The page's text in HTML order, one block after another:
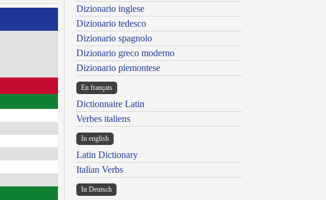
Dizionario inglese
Dizionario tedesco
Dizionario spagnolo
Dizionario greco moderno
Dizionario piemontese
En français
Dictionnaire Latin
Verbes italiens
In english
Latin Dictionary
Italian Verbs
In Deutsch